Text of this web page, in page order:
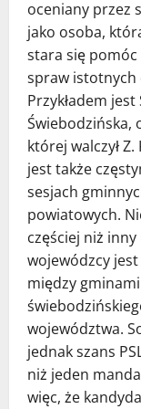
oceniany przez
jako osoba,
stara się pomóc
spraw istotnych
Przykładem jest
Świebodzińska,
której walczył Z.
jest także
sesjach
powiatowych.
częściej niż
wojewódzcy jest
między
województwa.
jednak szans
niż jeden
więc, że